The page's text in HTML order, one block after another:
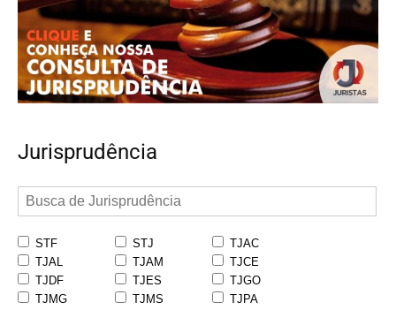
Jurisprudência
STF STJ
TJAC
TJAL
TJAM
TJCE
TJDF
TJES
TJGO
TJMG
TJMS
TJPA